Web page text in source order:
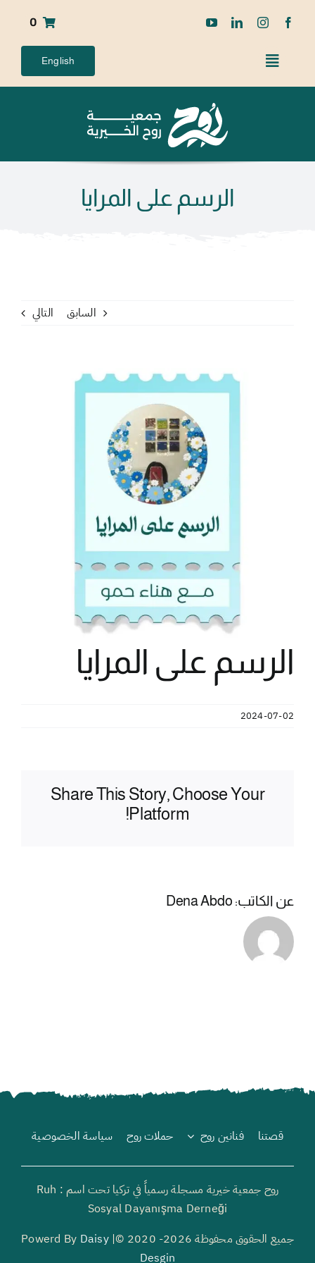
0
English
الرسم على المرايا
السابق التالي
الرسم على المرايا
2024-07-02
Share This Story, Choose Your
Platform!
عن الكاتب: Dena Abdo
قصتنا فنانين روح حملات روح سياسة الخصوصية
روح جمعية خيرية مسجلة رسمياً في تركيا تحت اسم : Ruh
Sosyal Dayanışma Derneği
جميع الحقوق محفوظة 2026- 2020 ©| Powerd By
Daisy
Desgin